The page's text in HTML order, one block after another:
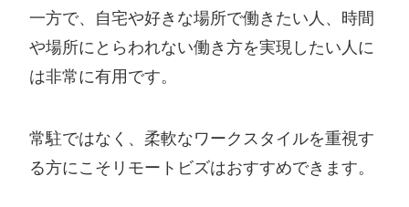
一方で、自宅や好きな場所で働きたい人、時間
や場所にとらわれない働き方を実現したい人に
は非常に有用です。
常駐ではなく、柔軟なワークスタイルを重視す
る方にこそリモートビズはおすすめできます。